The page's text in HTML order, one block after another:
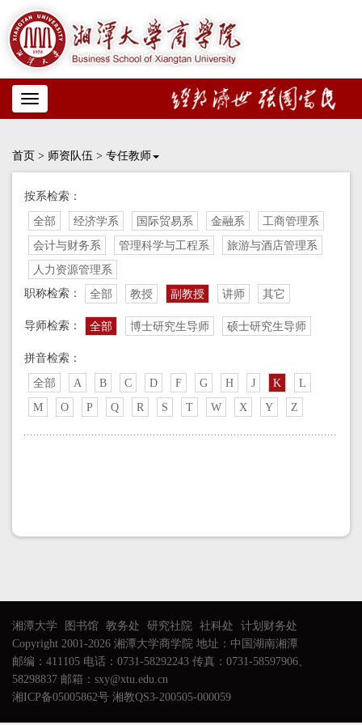
Toggle
navigation
首页 > 师资队伍 > 专任教师
按系检索：
全部 经济学系 国际贸易系 金融系
工商管理系
会计与财务系
管理科学与工程系
旅游与酒店管理系
人力资源管理系
职称检索：
全部 教授 副教授 讲师 其它
导师检索： 全部 博士研究生导师 硕士研究生导师
拼音检索：
全部 A B C D F G H J K
L
M
O P Q R S T W X Y Z
湘潭大学 图书馆 教务处 研究社院 社科处
计划财务处
Copyright 2001-2026 湘潭大学商学院 地址：中国湖南湘潭
邮编：411105 电话：0731-58292243 传真：0731-58597906、
58298837 邮箱：sxy@xtu.edu.cn
湘ICP备05005862号 湘教QS3-200505-000059